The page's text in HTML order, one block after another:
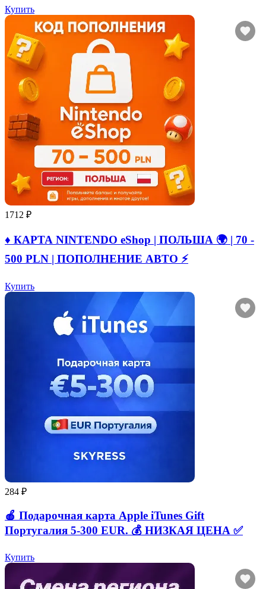
Купить
1712 ₽
♦️ КАРТА NINTENDO eShop | ПОЛЬША 🌍 | 70 -
500 PLN | ПОПОЛНЕНИЕ АВТО ⚡
Купить
284 ₽
🍎 Подарочная карта Apple iTunes Gift
Португалия 5-300 EUR. 💰 НИЗКАЯ ЦЕНА ✅
Купить